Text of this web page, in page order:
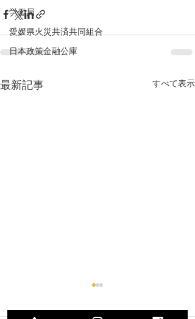
労働局
愛媛県火災共済共同組合
日本政策金融公庫
最新記事 すべて表示